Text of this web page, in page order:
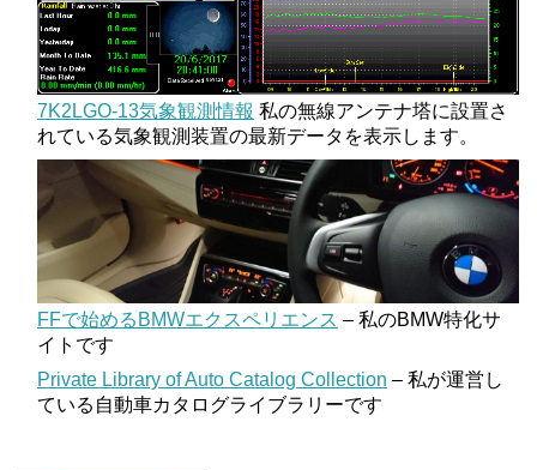
7K2LGO-13気象観測情報 私の無線アンテナ塔に設置さ
れている気象観測装置の最新データを表示します。
FFで始めるBMWエクスペリエンス – 私のBMW特化サ
イトです
Private Library of Auto Catalog Collection – 私が運営し
ている自動車カタログライブラリーです